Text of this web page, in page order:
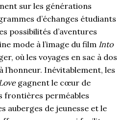
sur les générations
d’échanges étudiants
possibilités d’aventures
mode à l’image du film Into
où les voyages en sac à dos
l’honneur. Inévitablement, les
gagnent le cœur de
frontières perméables
auberges de jeunesse et le